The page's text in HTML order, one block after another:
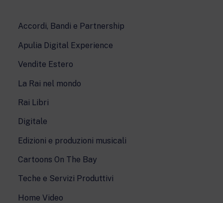
Accordi, Bandi e Partnership
Apulia Digital Experience
Vendite Estero
La Rai nel mondo
Rai Libri
Digitale
Edizioni e produzioni musicali
Cartoons On The Bay
Teche e Servizi Produttivi
Home Video